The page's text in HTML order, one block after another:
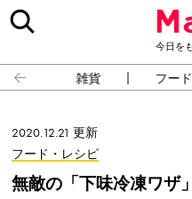
今日を
雑貨 フー
2020.12.21 更新
フード・レシピ
無敵の「下味冷凍ワザ